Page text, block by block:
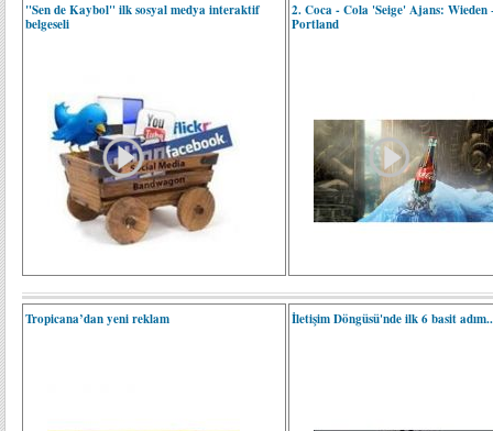
"Sen de Kaybol" ilk sosyal medya interaktif
belgeseli
2. Coca - Cola 'Seige' Ajans: Wieden
Portland
Tropicana’dan yeni reklam İletişim Döngüsü'nde ilk 6 basit